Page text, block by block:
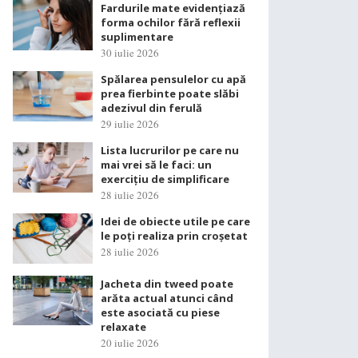
Fardurile mate evidențiază
forma ochilor fără reflexii
suplimentare
30 iulie 2026
Spălarea pensulelor cu apă
prea fierbinte poate slăbi
adezivul din ferulă
29 iulie 2026
Lista lucrurilor pe care nu
mai vrei să le faci: un
exercițiu de simplificare
28 iulie 2026
Idei de obiecte utile pe care
le poți realiza prin croșetat
28 iulie 2026
Jacheta din tweed poate
arăta actual atunci când
este asociată cu piese
relaxate
20 iulie 2026